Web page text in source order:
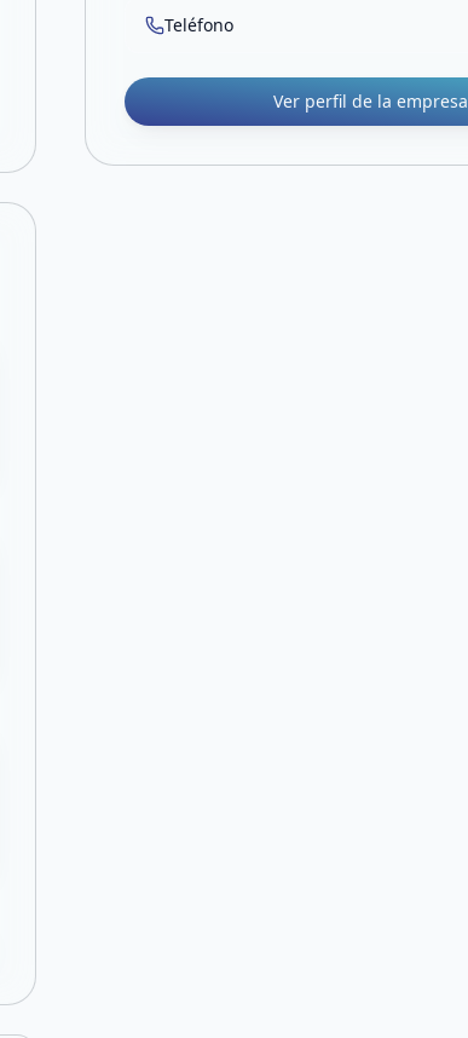
Teléfono
Ver perfil de la empresa